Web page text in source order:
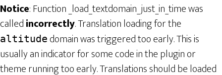
Notice: Function _load_textdomain_just_in_time was
calledincorrectly. Translation loading for the
altitude domain was triggered too early. This is
usually an indicator for some code in the plugin or
theme running too early. Translations should be loaded